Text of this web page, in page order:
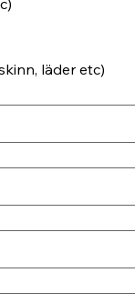
läder etc)